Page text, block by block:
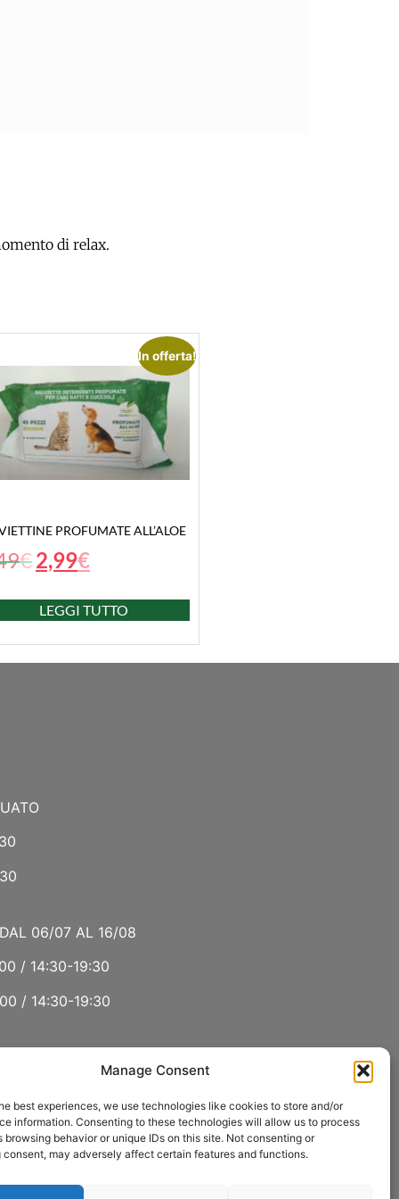
Manage Consent
best experiences, we use technologies like cookies to store and/or
information. Consenting to these technologies will allow us to process
browsing behavior or unique IDs on this site. Not consenting or
may adversely affect certain features and functions.
di relax.
In offerta!
PROFUMATE ALL’ALOE
€2,99€
LEGGI TUTTO
06/07 AL 16/08
/ 14:30-19:30
/ 14:30-19:30
E AGOSTO
/ 15:00-19:00